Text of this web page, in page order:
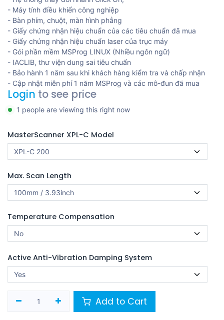
- Máy tính điều khiển công nghiệp
- Bàn phím, chuột, màn hình phẳng
- Giấy chứng nhận hiệu chuẩn của các tiêu chuẩn đã mua
- Giấy chứng nhận hiệu chuẩn laser của trục máy
- Gói phần mềm MSProg LINUX (Nhiều ngôn ngữ)
- IACLIB, thư viện dung sai tiêu chuẩn
- Bảo hành 1 năm sau khi khách hàng kiểm tra và chấp nhận
- Cập nhật miễn phí 1 năm MSProg và các mô-đun đã mua
Login to see price
1 people are viewing this right now
MasterScanner XPL-C Model
Max. Scan Length
Temperature Compensation
Active Anti-Vibration Damping System
Add to Cart